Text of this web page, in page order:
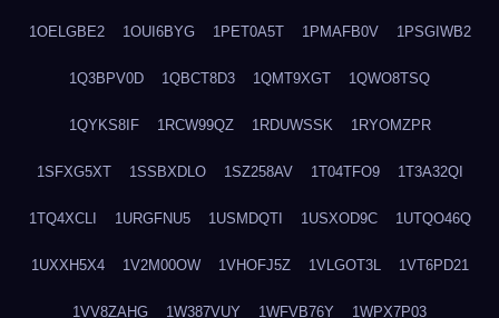
1OELGBE2 1OUI6BYG 1PET0A5T 1PMAFB0V 1PSGIWB2
1Q3BPV0D 1QBCT8D3 1QMT9XGT 1QWO8TSQ
1QYKS8IF 1RCW99QZ 1RDUWSSK 1RYOMZPR
1SFXG5XT 1SSBXDLO 1SZ258AV 1T04TFO9 1T3A32QI
1TQ4XCLI 1URGFNU5 1USMDQTI 1USXOD9C 1UTQO46Q
1UXXH5X4 1V2M00OW 1VHOFJ5Z 1VLGOT3L 1VT6PD21
1VV8ZAHG 1W387VUY 1WFVB76Y 1WPX7P03